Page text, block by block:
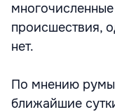
происшествия,
нет.
По мнению
ближайшие